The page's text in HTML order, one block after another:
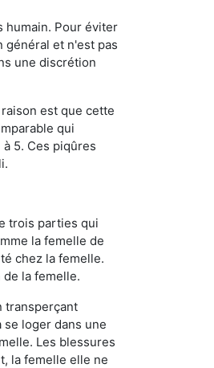
humain. Pour éviter
général et n'est pas
une discrétion
est que cette
qui
5. Ces piqûres
trois parties qui
la femelle de
chez la femelle.
la femelle.
transperçant
loger dans une
Les blessures
la femelle elle ne